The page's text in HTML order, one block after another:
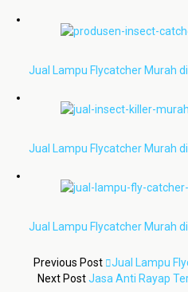
Jual Lampu Flycatcher Murah
Jual Lampu Flycatcher Murah
Jual Lampu Flycatcher Murah
Previous Post
Jual Lampu
Next PostJasa Anti Rayap